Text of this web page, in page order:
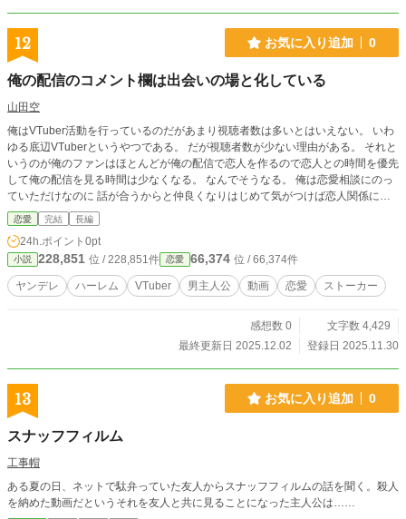
12 お気に入り追加 0
俺の配信のコメント欄は出会いの場と化している
山田空
俺はVTuber活動を行っているのだがあまり視聴者数は多いとはいえない。 いわ
ゆる底辺VTuberというやつである。 だが視聴者数が少ない理由がある。 それと
いうのが俺のファンはほとんどが俺の配信で恋人を作るので恋人との時間を優先
して俺の配信を見る時間は少なくなる。 なんでそうなる。 俺は恋愛相談にのっ
ていただけなのに 話が合うからと仲良くなりはじめて気がつけば恋人関係にな
っているとか羨ましいにもほどがある。 そして俺は恋人いない歴=年齢の男子高
校生である。 だから少しいやかなり羨ましいと思っている。 だが俺は知らな
い。 恋人を作っていない俺のファンの女の子全員が俺のガチ恋勢であることを
そしてやがて俺はそいつらとリアルでも出会うことになることを
恋愛 完結 長編
24h.ポイント 0pt
小説 228,851 位 / 228,851件 恋愛 66,374 位 / 66,374件
ヤンデレ ハーレム VTuber 男主人公 動画 恋愛 ストーカー
感想数 0
文字数 4,429
最終更新日 2025.12.02
登録日 2025.11.30
13 お気に入り追加 0
スナッフフィルム
工事帽
ある夏の日、ネットで駄弁っていた友人からスナッフフィルムの話を聞く。殺人
を納めた動画だというそれを友人と共に見ることになった主人公は……